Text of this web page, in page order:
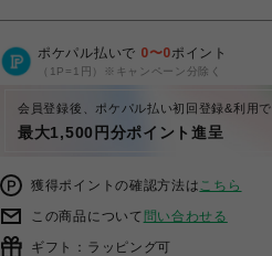
ポケパル払いで 0〜0ポイント
（1P=1円）※キャンペーン分除く
会員登録後、ポケパル払い初回登録&利用で
最大1,500円分ポイント進呈
獲得ポイントの確認方法はこちら
この商品について 問い合わせる
ギフト：ラッピング可